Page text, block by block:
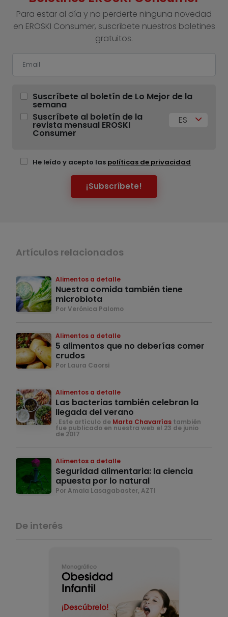
Para estar al día y no perderte ninguna novedad
en EROSKI Consumer, suscríbete nuestros boletines
gratuitos.
Suscríbete al boletín de Lo Mejor de la
semana
Suscríbete al boletín de la
revista mensual EROSKI
Consumer
ES
He leído y acepto las políticas de privacidad
¡Subscríbete!
Artículos relacionados
Alimentos a detalle
Nuestra comida también tiene
microbiota
Por Verónica Palomo
Alimentos a detalle
5 alimentos que no deberías comer
crudos
Por Laura Caorsi
Alimentos a detalle
Las bacterias también celebran la
llegada del verano
. Este artículo de Marta Chavarrías también
fue publicado en nuestra web el 23 de junio
de 2017
Alimentos a detalle
Seguridad alimentaria: la ciencia
apuesta por lo natural
Por Amaia Lasagabaster, AZTI
De interés